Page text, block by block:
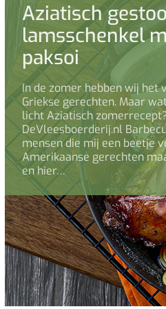
Aziatisch
lamsschenkel
paksoi
In de zomer hebben wij het
Griekse gerechten. Maar
licht Aziatisch
DeVleesboerderij.nl
mensen die mij een beetje
Amerikaanse gerechten
en hier…